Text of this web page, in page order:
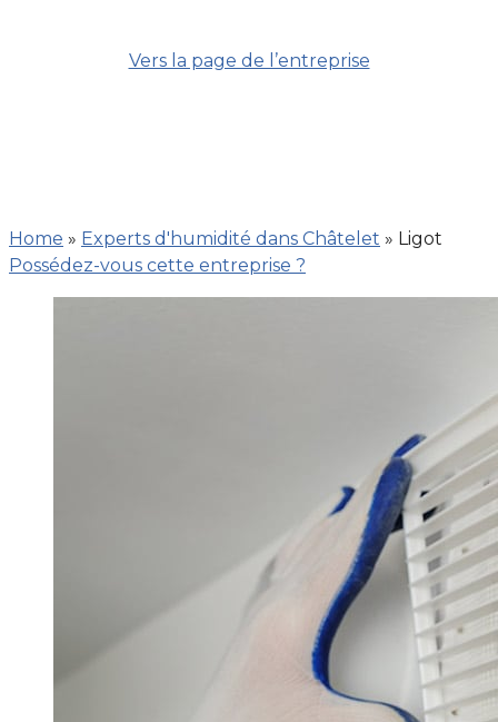
Vers la page de l’entreprise
Home » Experts d'humidité dans Châtelet » Ligot
Possédez-vous cette entreprise ?